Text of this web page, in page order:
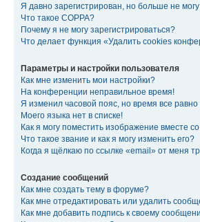
Я давно зарегистрирован, но больше не
Что такое COPPA?
Почему я не могу зарегистрироваться?
Что делает функция «Удалить cookies
Параметры и настройки пользователя
Как мне изменить мои настройки?
На конференции неправильное время!
Я изменил часовой пояс, но время все
Моего языка нет в списке!
Как я могу поместить изображение вместе
Что такое звание и как я могу изменить его?
Когда я щёлкаю по ссылке «email» от меня
Создание сообщений
Как мне создать тему в форуме?
Как мне отредактировать или удалить
Как мне добавить подпись к своему